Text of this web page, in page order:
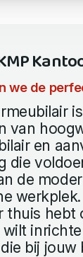
we de
van
en
die
de
thuis hebt
bij jouw